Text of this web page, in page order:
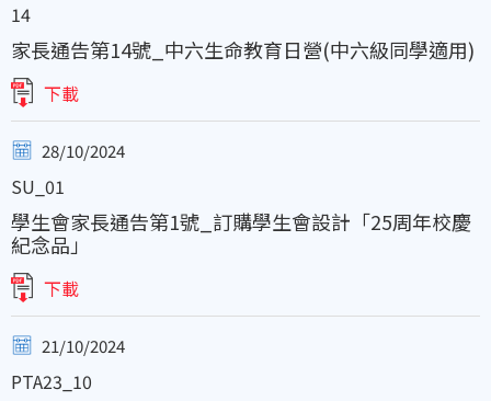
14
家長通告第14號_中六生命教育日營(中六級同學適用)
下載
28/10/2024
SU_01
學生會家長通告第1號_訂購學生會設計「25周年校慶
紀念品」
下載
21/10/2024
PTA23_10